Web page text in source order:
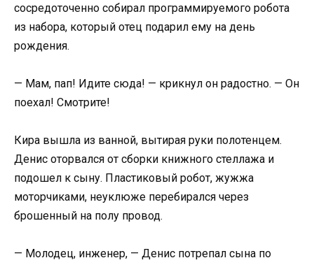
сосредоточенно собирал программируемого робота
из набора, который отец подарил ему на день
рождения.
— Мам, пап! Идите сюда! — крикнул он радостно. — Он
поехал! Смотрите!
Кира вышла из ванной, вытирая руки полотенцем.
Денис оторвался от сборки книжного стеллажа и
подошел к сыну. Пластиковый робот, жужжа
моторчиками, неуклюже перебирался через
брошенный на полу провод.
— Молодец, инженер, — Денис потрепал сына по